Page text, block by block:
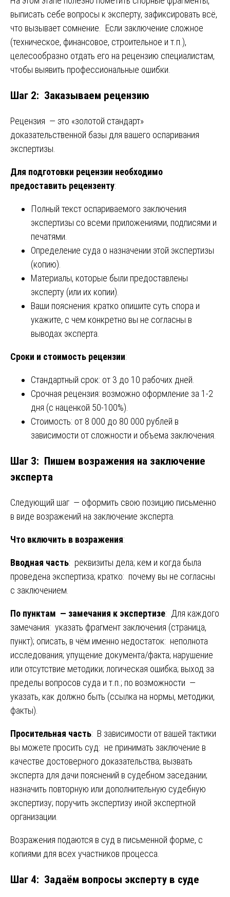
выписать себе вопросы к эксперту, зафиксировать всё,
что вызывает сомнение. Если заключение сложное
(техническое, финансовое, строительное и т.п.),
целесообразно отдать его на рецензию специалистам,
чтобы выявить профессиональные ошибки.
Шаг 2: Заказываем рецензию
Рецензия — это «золотой стандарт»
доказательственной базы для вашего оспаривания
экспертизы.
Для подготовки рецензии необходимо
предоставить рецензенту:
Полный текст оспариваемого заключения
экспертизы со всеми приложениями, подписями и
печатями.
Определение суда о назначении этой экспертизы
(копию).
Материалы, которые были предоставлены
эксперту (или их копии).
Ваши пояснения: кратко опишите суть спора и
укажите, с чем конкретно вы не согласны в
выводах эксперта.
Сроки и стоимость рецензии:
Стандартный срок: от 3 до 10 рабочих дней.
Срочная рецензия: возможно оформление за 1-2
дня (с наценкой 50-100%).
Стоимость: от 8 000 до 80 000 рублей в
зависимости от сложности и объема заключения.
Шаг 3: Пишем возражения на заключение
эксперта
Следующий шаг — оформить свою позицию письменно
в виде возражений на заключение эксперта.
Что включить в возражения:
Вводная часть: реквизиты дела; кем и когда была
проведена экспертиза; кратко: почему вы не согласны
с заключением.
По пунктам — замечания к экспертизе: Для каждого
замечания: указать фрагмент заключения (страница,
пункт); описать, в чём именно недостаток: неполнота
исследования; упущение документа/факта; нарушение
или отсутствие методики; логическая ошибка; выход за
пределы вопросов суда и т.п.; по возможности —
указать, как должно быть (ссылка на нормы, методики,
факты).
Просительная часть: В зависимости от вашей тактики
вы можете просить суд: не принимать заключение в
качестве достоверного доказательства; вызвать
эксперта для дачи пояснений в судебном заседании;
назначить повторную или дополнительную судебную
экспертизу; поручить экспертизу иной экспертной
организации.
Возражения подаются в суд в письменной форме, с
копиями для всех участников процесса.
Шаг 4: Задаём вопросы эксперту в суде